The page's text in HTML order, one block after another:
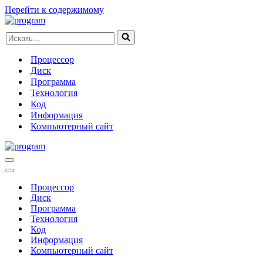
Перейти к содержимому
Искать...
Процессор
Диск
Программа
Технология
Код
Информация
Компьютерный сайт
Меню
навигации
Меню
навигацииПроцессор
Диск
Программа
Технология
Код
Информация
Компьютерный сайт